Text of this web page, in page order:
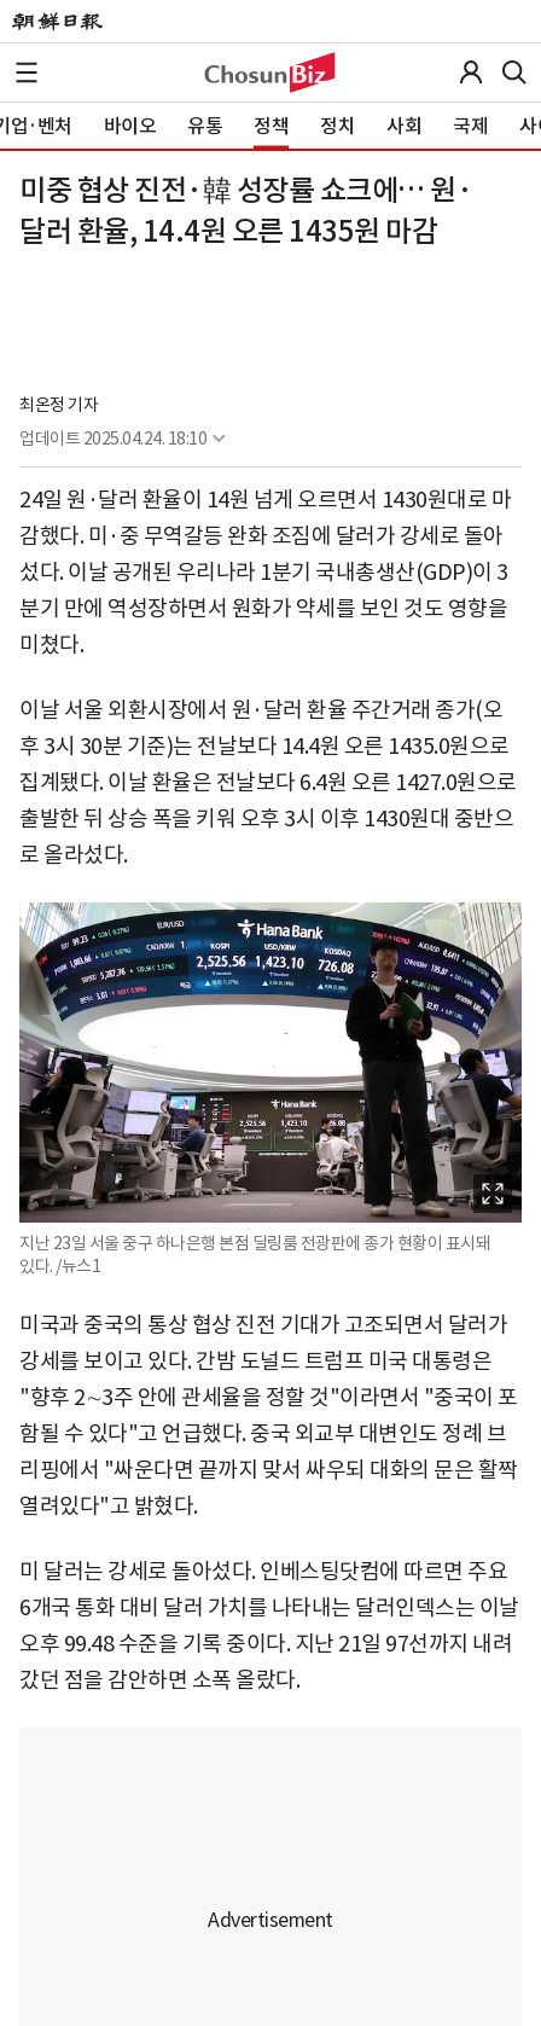
업·벤처 바이오 유통 정책 정치 사회 국제 사
미중 협상 진전·韓 성장률 쇼크에… 원·
달러 환율, 14.4원 오른 1435원 마감
최온정 기자
업데이트 2025.04.24. 18:10
24일 원·달러 환율이 14원 넘게 오르면서 1430원대로 마
감했다. 미·중 무역갈등 완화 조짐에 달러가 강세로 돌아
섰다. 이날 공개된 우리나라 1분기 국내총생산(GDP)이 3
분기 만에 역성장하면서 원화가 약세를 보인 것도 영향을
미쳤다.
이날 서울 외환시장에서 원·달러 환율 주간거래 종가(오
후 3시 30분 기준)는 전날보다 14.4원 오른 1435.0원으로
집계됐다. 이날 환율은 전날보다 6.4원 오른 1427.0원으로
출발한 뒤 상승 폭을 키워 오후 3시 이후 1430원대 중반으
로 올라섰다.
지난 23일 서울 중구 하나은행 본점 딜링룸 전광판에 종가 현황이 표시돼
있다. /뉴스1
미국과 중국의 통상 협상 진전 기대가 고조되면서 달러가
강세를 보이고 있다. 간밤 도널드 트럼프 미국 대통령은
"향후 2∼3주 안에 관세율을 정할 것"이라면서 "중국이 포
함될 수 있다"고 언급했다. 중국 외교부 대변인도 정례 브
리핑에서 "싸운다면 끝까지 맞서 싸우되 대화의 문은 활짝
열려있다"고 밝혔다.
미 달러는 강세로 돌아섰다. 인베스팅닷컴에 따르면 주요
6개국 통화 대비 달러 가치를 나타내는 달러인덱스는 이날
오후 99.48 수준을 기록 중이다. 지난 21일 97선까지 내려
갔던 점을 감안하면 소폭 올랐다.